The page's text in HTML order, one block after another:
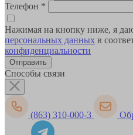
Телефон *
Нажимая на кнопку ниже, я
персональных данных в
конфиденциальности
Способы связи
(863) 310-000-3